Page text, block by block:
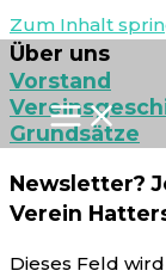
Zum Inhalt
Über uns
Vorstand
Grundsätze
Newsletter?
Verein
Dieses Feld